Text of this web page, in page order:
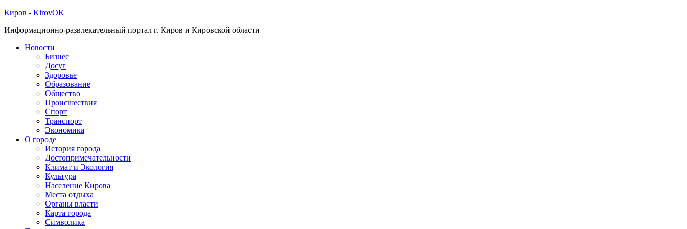
Киров - KirovOK
Информационно-развлекательный портал г. Киров и Кировской области
Новости
Бизнес
Досуг
Здоровье
Образование
Общество
Происшествия
Спорт
Транспорт
Экономика
О городе
История города
Достопримечательности
Климат и Экология
Культура
Население Кирова
Места отдыха
Органы власти
Карта города
Символика